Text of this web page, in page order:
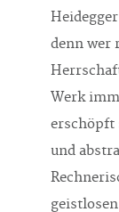
denn wer
Werk
erschöpft
und